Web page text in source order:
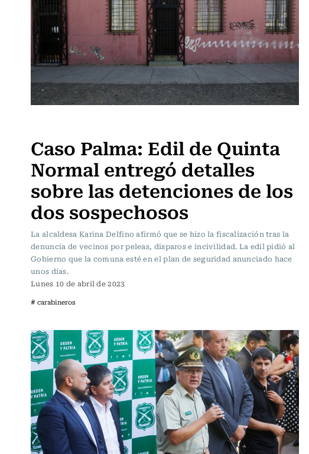
Caso Palma: Edil de Quinta
Normal entregó detalles
sobre las detenciones de los
dos sospechosos
La alcaldesa Karina Delfino afirmó que se hizo la fiscalización tras la
denuncia de vecinos por peleas, disparos e incivilidad. La edil pidió al
Gobierno que la comuna esté en el plan de seguridad anunciado hace
unos días.
Lunes 10 de abril de 2023
# carabineros